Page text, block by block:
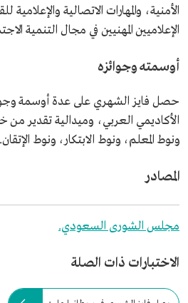
الأمنية، والمهارات الاتصالية والإعلامية
الإعلاميين المهنيين في مجال التنمية
أوسمته وجوائزه
حصل فايز الشهري على عدة أوسمة
الأكاديمي العربي، وميدالية تقدير من
ونوط المعلم، ونوط الابتكار، ونوط الإتقان.
المصادر
مجلس الشورى السعودي.
الاختبارات ذات الصلة